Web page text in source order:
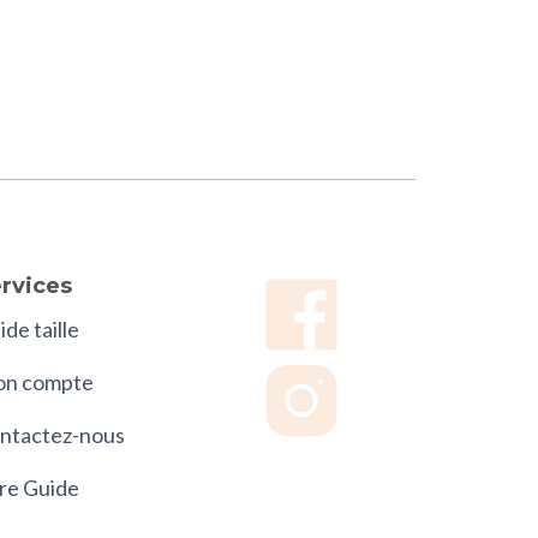
taille
compte
nous
Guide